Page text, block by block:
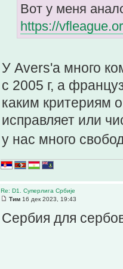
Вот у меня
https://
У Avers'а много
с 2005 г, а
каким критериям
исправляет или
у нас много
Re: D1. Суперлига Србије
Тим 16 дек 2023, 19:43
Сербия для